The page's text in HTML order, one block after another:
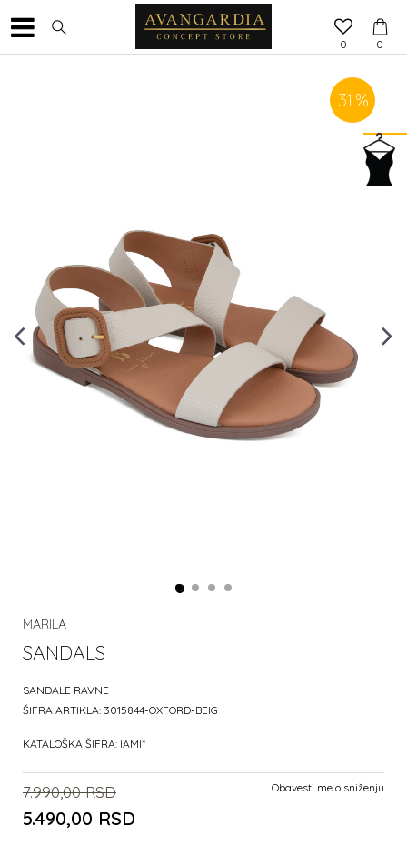
0
0
31 %
MARILA
SANDALS
SANDALE RAVNE
ŠIFRA ARTIKLA: 3015844-OXFORD-BEIG
KATALOŠKA ŠIFRA: IAMI*
7.990,00 RSD
5.490,00 RSD
Obavesti me o sniženju